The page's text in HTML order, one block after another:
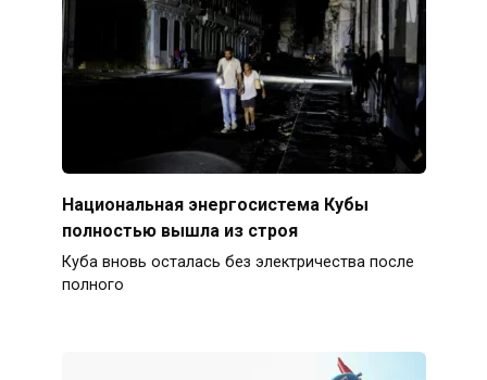
Национальная энергосистема Кубы
полностью вышла из строя
Куба вновь осталась без электричества после
полного